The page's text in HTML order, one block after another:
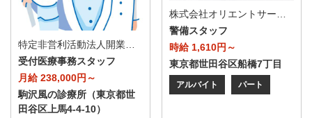
受付医療事務スタッフ
月給 238,000円～
駒沢風の診療所（東京都世
田谷区上馬4-4-10）
警備スタッフ
時給 1,610円～
東京都世田谷区船橋7丁目
アルバイト パート